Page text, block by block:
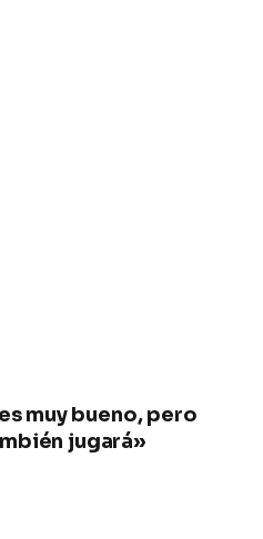
muy bueno, pero
jugará»